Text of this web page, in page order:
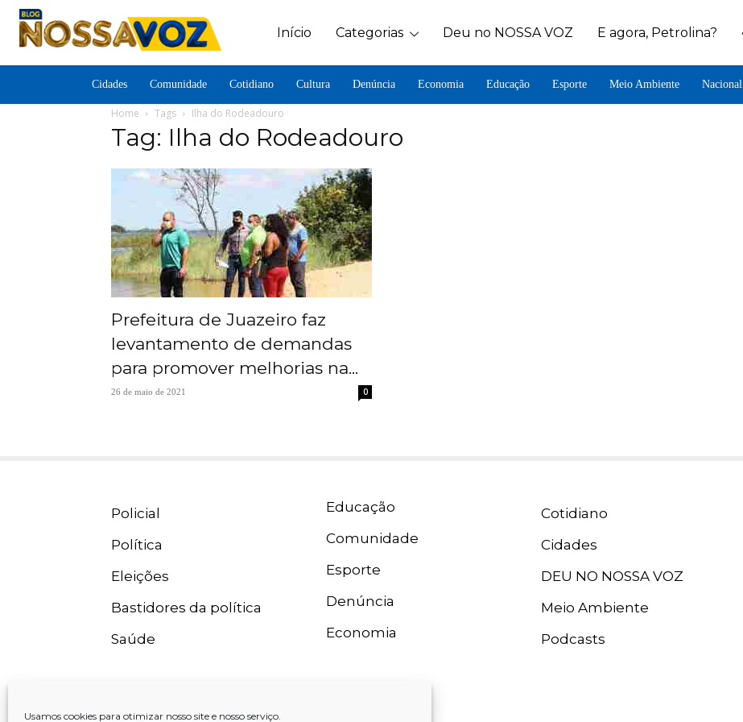
Usamos cookies para otimizar nosso site e nosso serviço.
Início Categorias Deu no NOSSA VOZ E agora, Petrolina?
Cidades Comunidade Cotidiano Cultura Denúncia Economia Educação Esporte Meio Ambiente Nacional
Home Tags Ilha do Rodeadouro
Tag: Ilha do Rodeadouro
Prefeitura de Juazeiro faz
levantamento de demandas
para promover melhorias na...
26 de maio de 2021 0
Policial
Política
Eleições
Bastidores da política
Saúde
Educação
Comunidade
Esporte
Denúncia
Economia
Cotidiano
Cidades
DEU NO NOSSA VOZ
Meio Ambiente
Podcasts